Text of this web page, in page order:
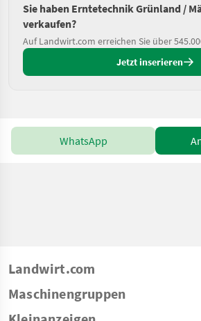
Sie haben Erntetechnik Grünland /
verkaufen?
Auf Landwirt.com erreichen Sie über
Jetzt inserieren
WhatsApp
Landwirt.com
Maschinengruppen